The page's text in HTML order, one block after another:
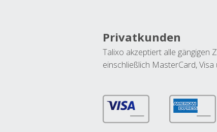
Privatkunden
Talixo akzeptiert alle gängigen
einschließlich MasterCard,